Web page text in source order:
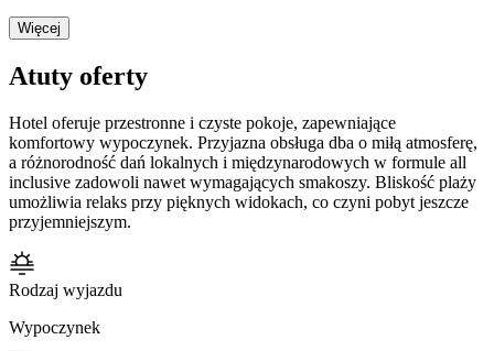
Więcej
Atuty oferty
Hotel oferuje przestronne i czyste pokoje, zapewniające
komfortowy wypoczynek. Przyjazna obsługa dba o miłą atmosferę,
a różnorodność dań lokalnych i międzynarodowych w formule all
inclusive zadowoli nawet wymagających smakoszy. Bliskość plaży
umożliwia relaks przy pięknych widokach, co czyni pobyt jeszcze
przyjemniejszym.
Rodzaj wyjazdu
Wypoczynek